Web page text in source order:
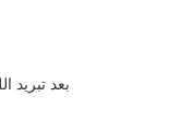
بعد تبريد